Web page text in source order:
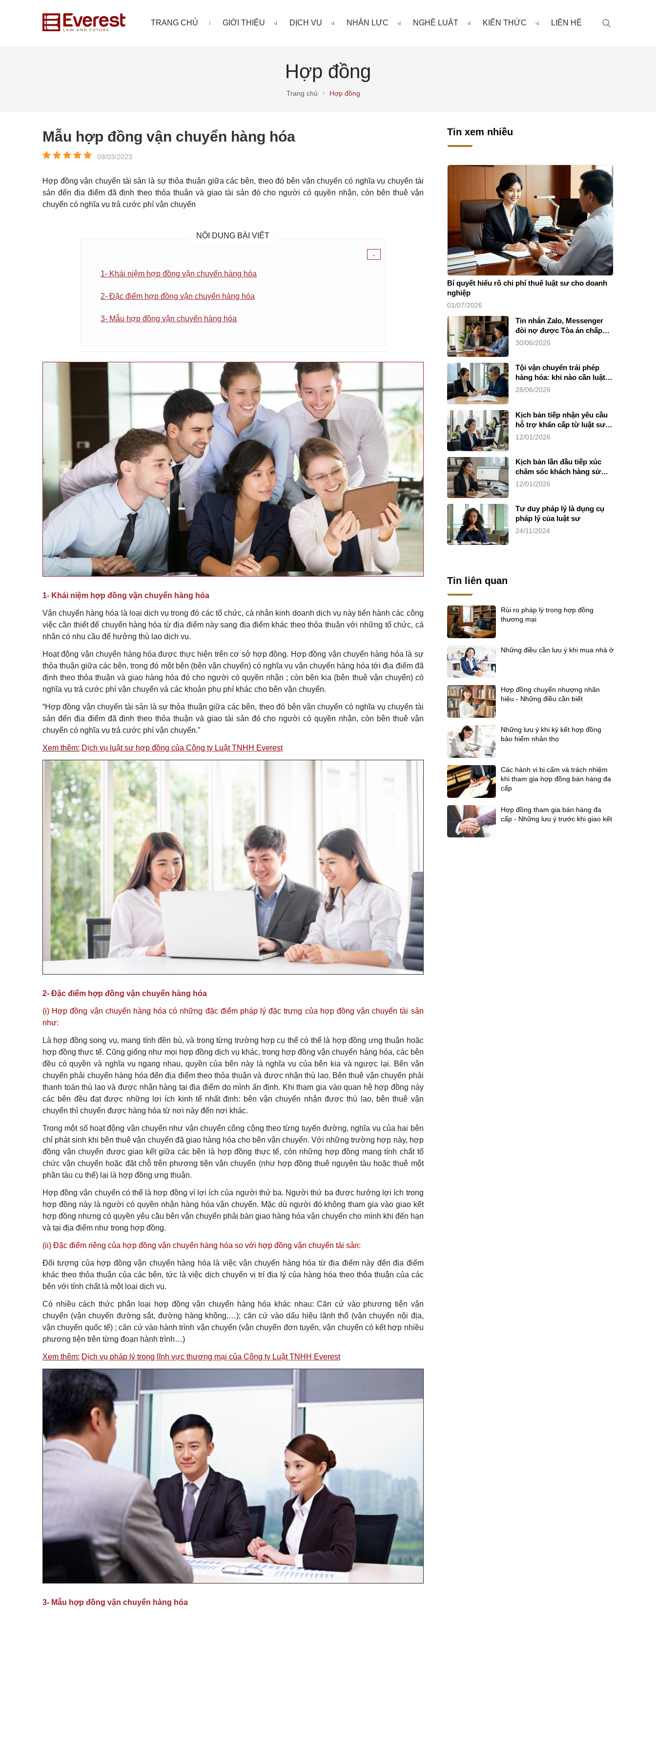
TRANG CHỦ GIỚI THIỆU DỊCH VỤ NHÂN LỰC NGHỀ LUẬT KIẾN THỨC LIÊN HỆ
Hợp đồng
Trang chủ Hợp đồng
Mẫu hợp đồng vận chuyển hàng hóa
09/03/2023
Hợp đồng vận chuyển tài sản là sự thỏa thuận giữa các bên, theo đó bên vận chuyển có nghĩa vụ chuyển tài
sản đến địa điểm đã định theo thỏa thuận và giao tài sản đó cho người có quyền nhận, còn bên thuê vận
chuyển có nghĩa vụ trả cước phí vận chuyển
-
NỘI DUNG BÀI VIẾT
1- Khái niệm hợp đồng vận chuyển hàng hóa
2- Đặc điểm hợp đồng vận chuyển hàng hóa
3- Mẫu hợp đồng vận chuyển hàng hóa
1- Khái niệm hợp đồng vận chuyển hàng hóa
Vận chuyển hàng hóa là loại dịch vụ trong đó các tổ chức, cá nhân kinh doanh dịch vụ này tiến hành các công
việc cần thiết để chuyển hàng hóa từ địa điểm này sang địa điểm khác theo thỏa thuận với những tổ chức, cá
nhân có nhu cầu để hưởng thù lao dịch vụ.
Hoạt động vận chuyển hàng hóa được thực hiện trên cơ sở hợp đồng. Hợp đồng vận chuyển hàng hóa là sự
thỏa thuận giữa các bên, trong đó một bên (bên vận chuyển) có nghĩa vụ vận chuyển hàng hóa tới địa điểm đã
định theo thỏa thuận và giao hàng hóa đó cho người có quyền nhận ; còn bên kia (bên thuê vận chuyển) có
nghĩa vụ trả cước phí vận chuyển và các khoản phụ phí khác cho bên vận chuyển.
“Hợp đồng vận chuyển tài sản là sự thỏa thuận giữa các bên, theo đó bên vận chuyển có nghĩa vụ chuyển tài
sản đến địa điểm đã định theo thỏa thuận và giao tài sản đó cho người có quyền nhận, còn bên thuê vận
chuyển có nghĩa vụ trả cước phí vận chuyển.”
Xem thêm: Dịch vụ luật sư hợp đồng của Công ty Luật TNHH Everest
2- Đặc điểm hợp đồng vận chuyển hàng hóa
(i) Hợp đồng vận chuyển hàng hóa có những đặc điểm pháp lý đặc trưng của hợp đồng vận chuyển tài sản
như:
Là hợp đồng song vụ, mang tính đền bù, và trong từng trường hợp cụ thể có thể là hợp đồng ưng thuận hoặc
hợp đồng thực tế. Cũng giống như mọi hợp đồng dịch vụ khác, trong hợp đồng vận chuyển hàng hóa, các bên
đều có quyền và nghĩa vụ ngang nhau, quyền của bên này là nghĩa vụ của bên kia và ngược lại. Bên vận
chuyển phải chuyển hàng hóa đến địa điểm theo thỏa thuận và được nhận thù lao. Bên thuê vận chuyển phải
thanh toán thù lao và được nhận hàng tại địa điểm do mình ấn định. Khi tham gia vào quan hệ hợp đồng này
các bên đều đạt được những lợi ích kinh tế nhất định: bên vận chuyển nhận được thù lao, bên thuê vận
chuyển thì chuyển được hàng hóa từ nơi này đến nơi khác.
Trong một số hoạt động vận chuyển như vận chuyển công cộng theo từng tuyến đường, nghĩa vụ của hai bên
chỉ phát sinh khi bên thuê vận chuyển đã giao hàng hóa cho bên vận chuyển. Với những trường hợp này, hợp
đồng vận chuyển được giao kết giữa các bên là hợp đồng thực tế, còn những hợp đồng mang tính chất tổ
chức vận chuyển hoặc đặt chỗ trên phương tiện vận chuyển (như hợp đồng thuê nguyên tàu hoặc thuê một
phần tàu cụ thể) lại là hợp đồng ưng thuận.
Hợp đồng vận chuyển có thể là hợp đồng vì lợi ích của người thứ ba. Người thứ ba được hưởng lợi ích trong
hợp đồng này là người có quyền nhận hàng hóa vận chuyển. Mặc dù người đó không tham gia vào giao kết
hợp đồng nhưng có quyền yêu cầu bên vận chuyển phải bàn giao hàng hóa vận chuyển cho mình khi đến hạn
và tại địa điểm như trong hợp đồng.
(ii) Đặc điểm riêng của hợp đồng vận chuyển hàng hóa so với hợp đồng vận chuyển tài sản:
Đối tượng của hợp đồng vận chuyển hàng hóa là việc vận chuyển hàng hóa từ địa điểm này đến địa điểm
khác theo thỏa thuận của các bên, tức là việc dịch chuyển vị trí địa lý của hàng hóa theo thỏa thuận của các
bên với tính chất là một loại dịch vụ.
Có nhiều cách thức phân loại hợp đồng vận chuyển hàng hóa khác nhau: Căn cứ vào phương tiện vận
chuyển (vận chuyển đường sắt, đường hàng không,…); căn cứ vào dấu hiệu lãnh thổ (vận chuyển nội địa,
vận chuyển quốc tế) ; căn cứ vào hành trình vận chuyển (vận chuyển đơn tuyến, vận chuyển có kết hợp nhiều
phương tiện trên từng đoạn hành trình…)
Xem thêm: Dịch vụ pháp lý trong lĩnh vực thương mại của Công ty Luật TNHH Everest
3- Mẫu hợp đồng vận chuyển hàng hóa
Tin xem nhiều
Bí quyết hiểu rõ chi phí thuê luật sư cho doanh
nghiệp
01/07/2026
Tin nhắn Zalo, Messenger
đòi nợ được Tòa án chấp
nhận không?
30/06/2026
Tội vận chuyển trái phép
hàng hóa: khi nào cần luật
sư?
28/06/2026
Kịch bản tiếp nhận yêu cầu
hỗ trợ khẩn cấp từ luật sư
riêng
12/01/2026
Kịch bản lần đầu tiếp xúc
chăm sóc khách hàng sử
dụng dịch vụ luật sư riêng
12/01/2026
Tư duy pháp lý là dụng cụ
pháp lý của luật sư
24/11/2024
Tin liên quan
Rủi ro pháp lý trong hợp đồng
thương mại
Những điều cần lưu ý khi mua nhà ở
Hợp đồng chuyển nhượng nhãn
hiệu - Những điều cần biết
Những lưu ý khi ký kết hợp đồng
bảo hiểm nhân thọ
Các hành vi bị cấm và trách nhiệm
khi tham gia hợp đồng bán hàng đa
cấp
Hợp đồng tham gia bán hàng đa
cấp - Những lưu ý trước khi giao kết